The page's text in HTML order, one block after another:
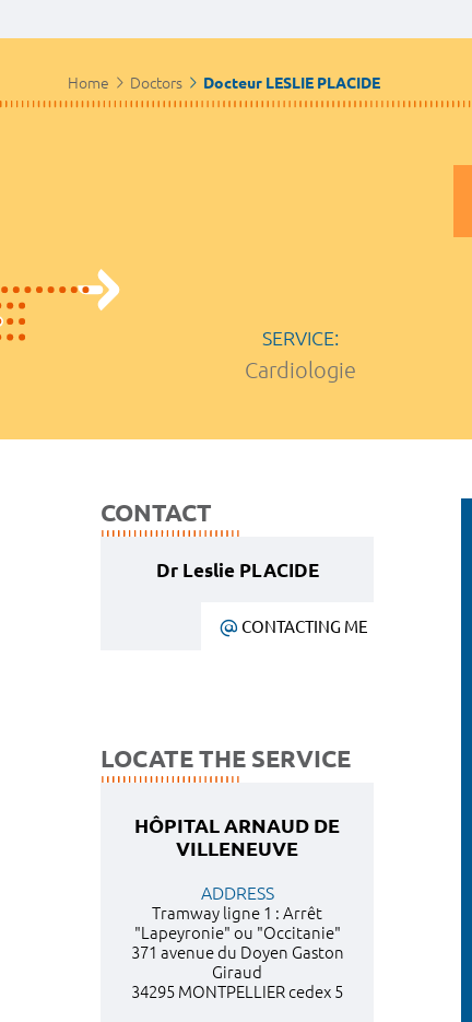
Home Doctors Docteur LESLIE PLACIDE
SERVICE:
Cardiologie
CONTACT
Dr Leslie PLACIDE
CONTACTING ME
LOCATE THE SERVICE
HÔPITAL ARNAUD DE
VILLENEUVE
ADDRESS
Tramway ligne 1 : Arrêt
"Lapeyronie" ou "Occitanie"
371 avenue du Doyen Gaston
Giraud
34295 MONTPELLIER cedex 5